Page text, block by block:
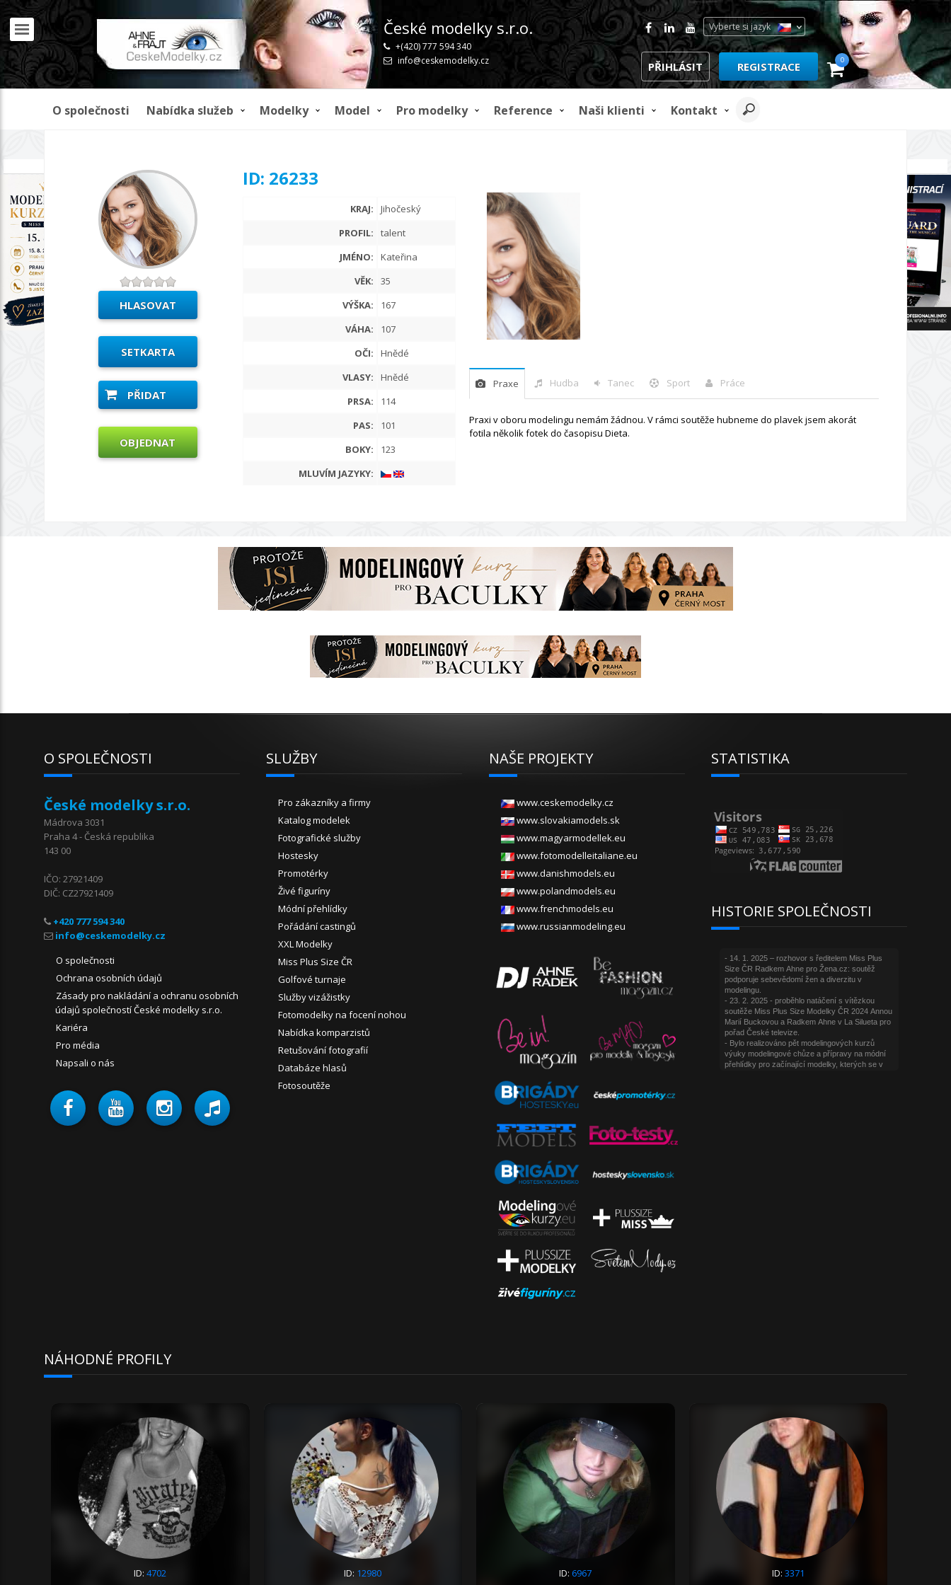
České modelky s.r.o.
+(420) 777 594 340
info@ceskemodelky.cz
Vyberte si jazyk
PŘIHLÁSIT REGISTRACE 0
O společnosti Nabídka služeb Modelky Model Pro modelky Reference Naši klienti Kontakt
SETKARTA
PŘIDAT
OBJEDNAT
ID: 26233
KRAJ:
Jihočeský
PROFIL:
talent
JMÉNO:
Kateřina
VĚK:
35
VÝŠKA:
167
VÁHA:
107
OČI:
Hnědé
VLASY:
Hnědé
PRSA:
114
PAS:
101
BOKY:
123
MLUVÍM JAZYKY:
Praxe Hudba Tanec Sport Práce
Praxi v oboru modelingu nemám žádnou. V rámci soutěže hubneme do plavek jsem akorát
fotila několik fotek do časopisu Dieta.
O SPOLEČNOSTI
České modelky s.r.o.
Mádrova 3031
Praha 4 - Česká republika
143 00
IČO: 27921409
DIČ: CZ27921409
+420 777 594 340
O společnosti
Ochrana osobních údajů
Zásady pro nakládání a ochranu osobních
údajů společností České modelky s.r.o.
Kariéra
Pro média
Napsali o nás
SLUŽBY
Pro zákazníky a firmy
Katalog modelek
Fotografické služby
Hostesky
Promotérky
Živé figuríny
Módní přehlídky
Pořádání castingů
XXL Modelky
Miss Plus Size ČR
Golfové turnaje
Služby vizážistky
Fotomodelky na focení nohou
Nabídka komparzistů
Retušování fotografií
Databáze hlasů
Fotosoutěže
NAŠE PROJEKTY
www.ceskemodelky.cz
www.slovakiamodels.sk
www.magyarmodellek.eu
www.fotomodelleitaliane.eu
www.danishmodels.eu
www.polandmodels.eu
www.frenchmodels.eu
www.russianmodeling.eu
STATISTIKA
HISTORIE SPOLEČNOSTI
NÁHODNÉ PROFILY
ID:4702 ID: 12980 ID:6967 ID:3371